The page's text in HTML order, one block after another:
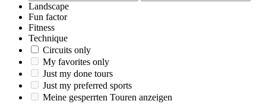
Landscape
Fun factor
Fitness
Technique
Circuits only
My favorites only
Just my done tours
Just my preferred sports
Meine gesperrten Touren anzeigen